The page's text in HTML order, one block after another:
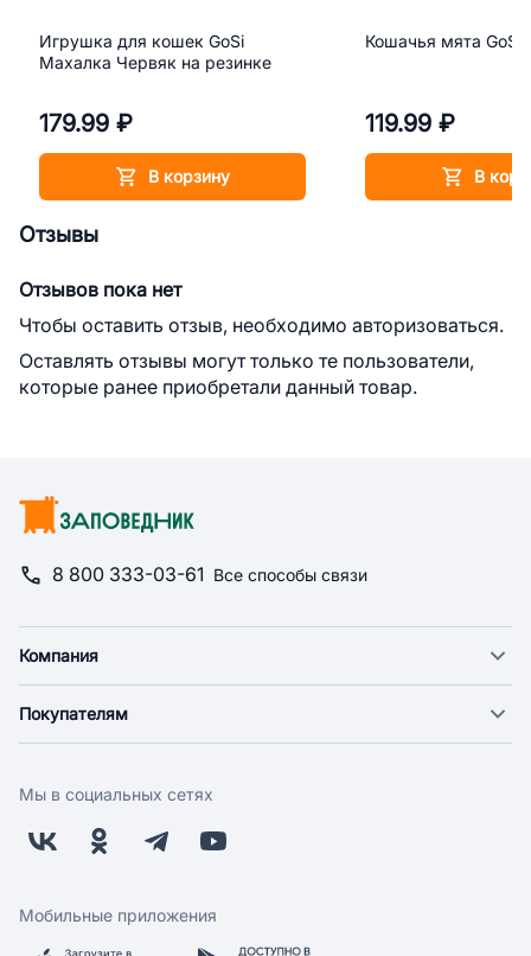
Игрушка для кошек GoSi
Махалка Червяк на резинке
179.99 ₽
В корзину
Кошачья мята GoSi
119.99 ₽
В
Отзывы
Отзывов пока нет
Чтобы оставить отзыв, необходимо авторизоваться.
Оставлять отзывы могут только те пользователи,
которые ранее приобретали данный товар.
8 800 333-03-61 Все способы связи
Компания
Новости
Поставщикам
Заводчикам
Обратная связь
Покупателям
Оплата
Бонусная программа
Скидки и акции
Мы в социальных сетях
Мобильные приложения